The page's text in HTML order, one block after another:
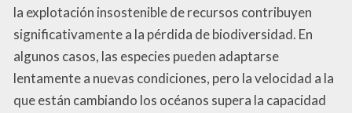
la explotación insostenible de recursos contribuyen
significativamente a la pérdida de biodiversidad. En
algunos casos, las especies pueden adaptarse
lentamente a nuevas condiciones, pero la velocidad a la
que están cambiando los océanos supera la capacidad